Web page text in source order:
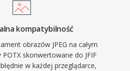
kompatybilność
obrazów JPEG na całym
POTX skonwertowane do JFIF
w każdej przeglądarce,